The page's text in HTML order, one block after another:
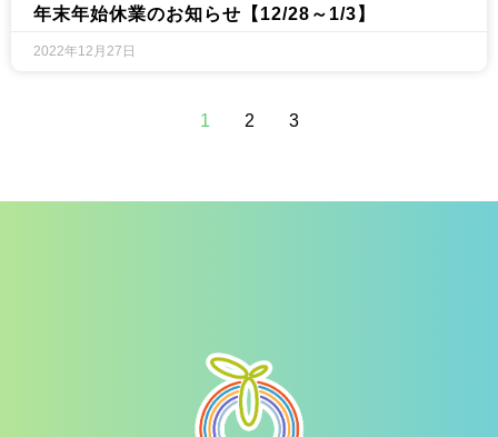
年末年始休業のお知らせ【12/28～1/3】
2022年12月27日
1 2 3